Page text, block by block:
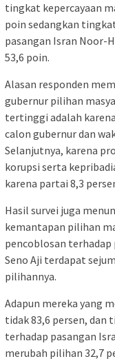
tingkat kepercayaan
poin sedangkan
pasangan Isran Noor-
53,6 poin.
Alasan responden
gubernur pilihan
tertinggi adalah
calon gubernur dan
Selanjutnya, karena
korupsi serta
karena partai 8,3
Hasil survei juga
kemantapan pilihan
pencoblosan terhadap
Seno Aji terdapat
pilihannya.
Adapun mereka yang
tidak 83,6 persen, dan
terhadap pasangan
merubah pilihan 32,7